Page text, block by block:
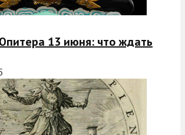
13 июня: что ждать